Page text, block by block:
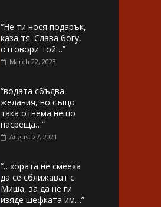
“Не ти нося подарък,
каза тя. Слава богу,
отговори той…”
March 22, 2023
“водата сбъдва
желания, но също
така отнема нещо
насреща…”
August 27, 2021
“…хората не смееха
да се сближават с
Миша, за да не ги
изяде шефката им…”